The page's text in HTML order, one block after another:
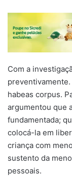
Com a
habeas corpus.
argumentou que
fundamentada;
colocá-la em
criança com
sustento da
pessoais.